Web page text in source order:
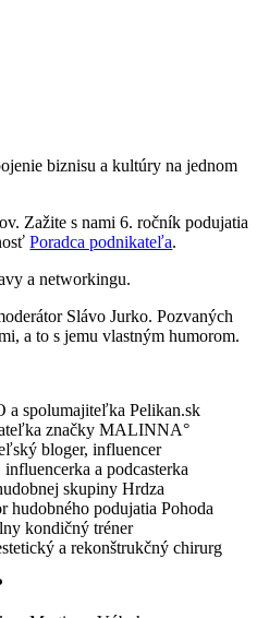
biznisu a kultúry na jednom
Zažite s nami 6. ročník podujatia
Poradca podnikateľa.
a networkingu.
Slávo Jurko. Pozvaných
a to s jemu vlastným humorom.
a spolumajiteľka Pelikan.sk
značky MALINNA°
bloger, influencer
influencerka a podcasterka
skupiny Hrdza
hudobného podujatia Pohoda
kondičný tréner
a rekonštrukčný chirurg